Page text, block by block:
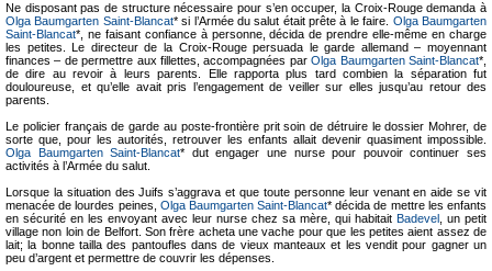
Ne disposant pas de structure nécessaire pour s’en occuper, la Croix-Rouge demanda à
Olga Baumgarten Saint-Blancat* si l’Armée du salut était prête à le faire. Olga Baumgarten
Saint-Blancat*, ne faisant confiance à personne, décida de prendre elle-même en charge
les petites. Le directeur de la Croix-Rouge persuada le garde allemand – moyennant
finances – de permettre aux fillettes, accompagnées parOlga Baumgarten Saint-Blancat*,
de dire au revoir à leurs parents. Elle rapporta plus tard combien la séparation fut
douloureuse, et qu’elle avait pris l’engagement de veiller sur elles jusqu’au retour des
parents.
Le policier français de garde au poste-frontière prit soin de détruire le dossier Mohrer, de
sorte que, pour les autorités, retrouver les enfants allait devenir quasiment impossible.
Olga Baumgarten Saint-Blancat* dut engager une nurse pour pouvoir continuer ses
activités à l’Armée du salut.
Lorsque la situation des Juifs s’aggrava et que toute personne leur venant en aide se vit
menacée de lourdes peines, Olga Baumgarten Saint-Blancat* décida de mettre les enfants
en sécurité en les envoyant avec leur nurse chez sa mère, qui habitait Badevel , un petit
village non loin de Belfort. Son frère acheta une vache pour que les petites aient assez de
lait; la bonne tailla des pantoufles dans de vieux manteaux et les vendit pour gagner un
peu d’argent et permettre de couvrir les dépenses.